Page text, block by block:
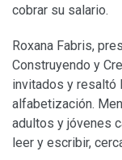
cobrar su salario.
Roxana Fabris,
Construyendo y
invitados y resaltó
alfabetización.
adultos y jóvenes
leer y escribir,